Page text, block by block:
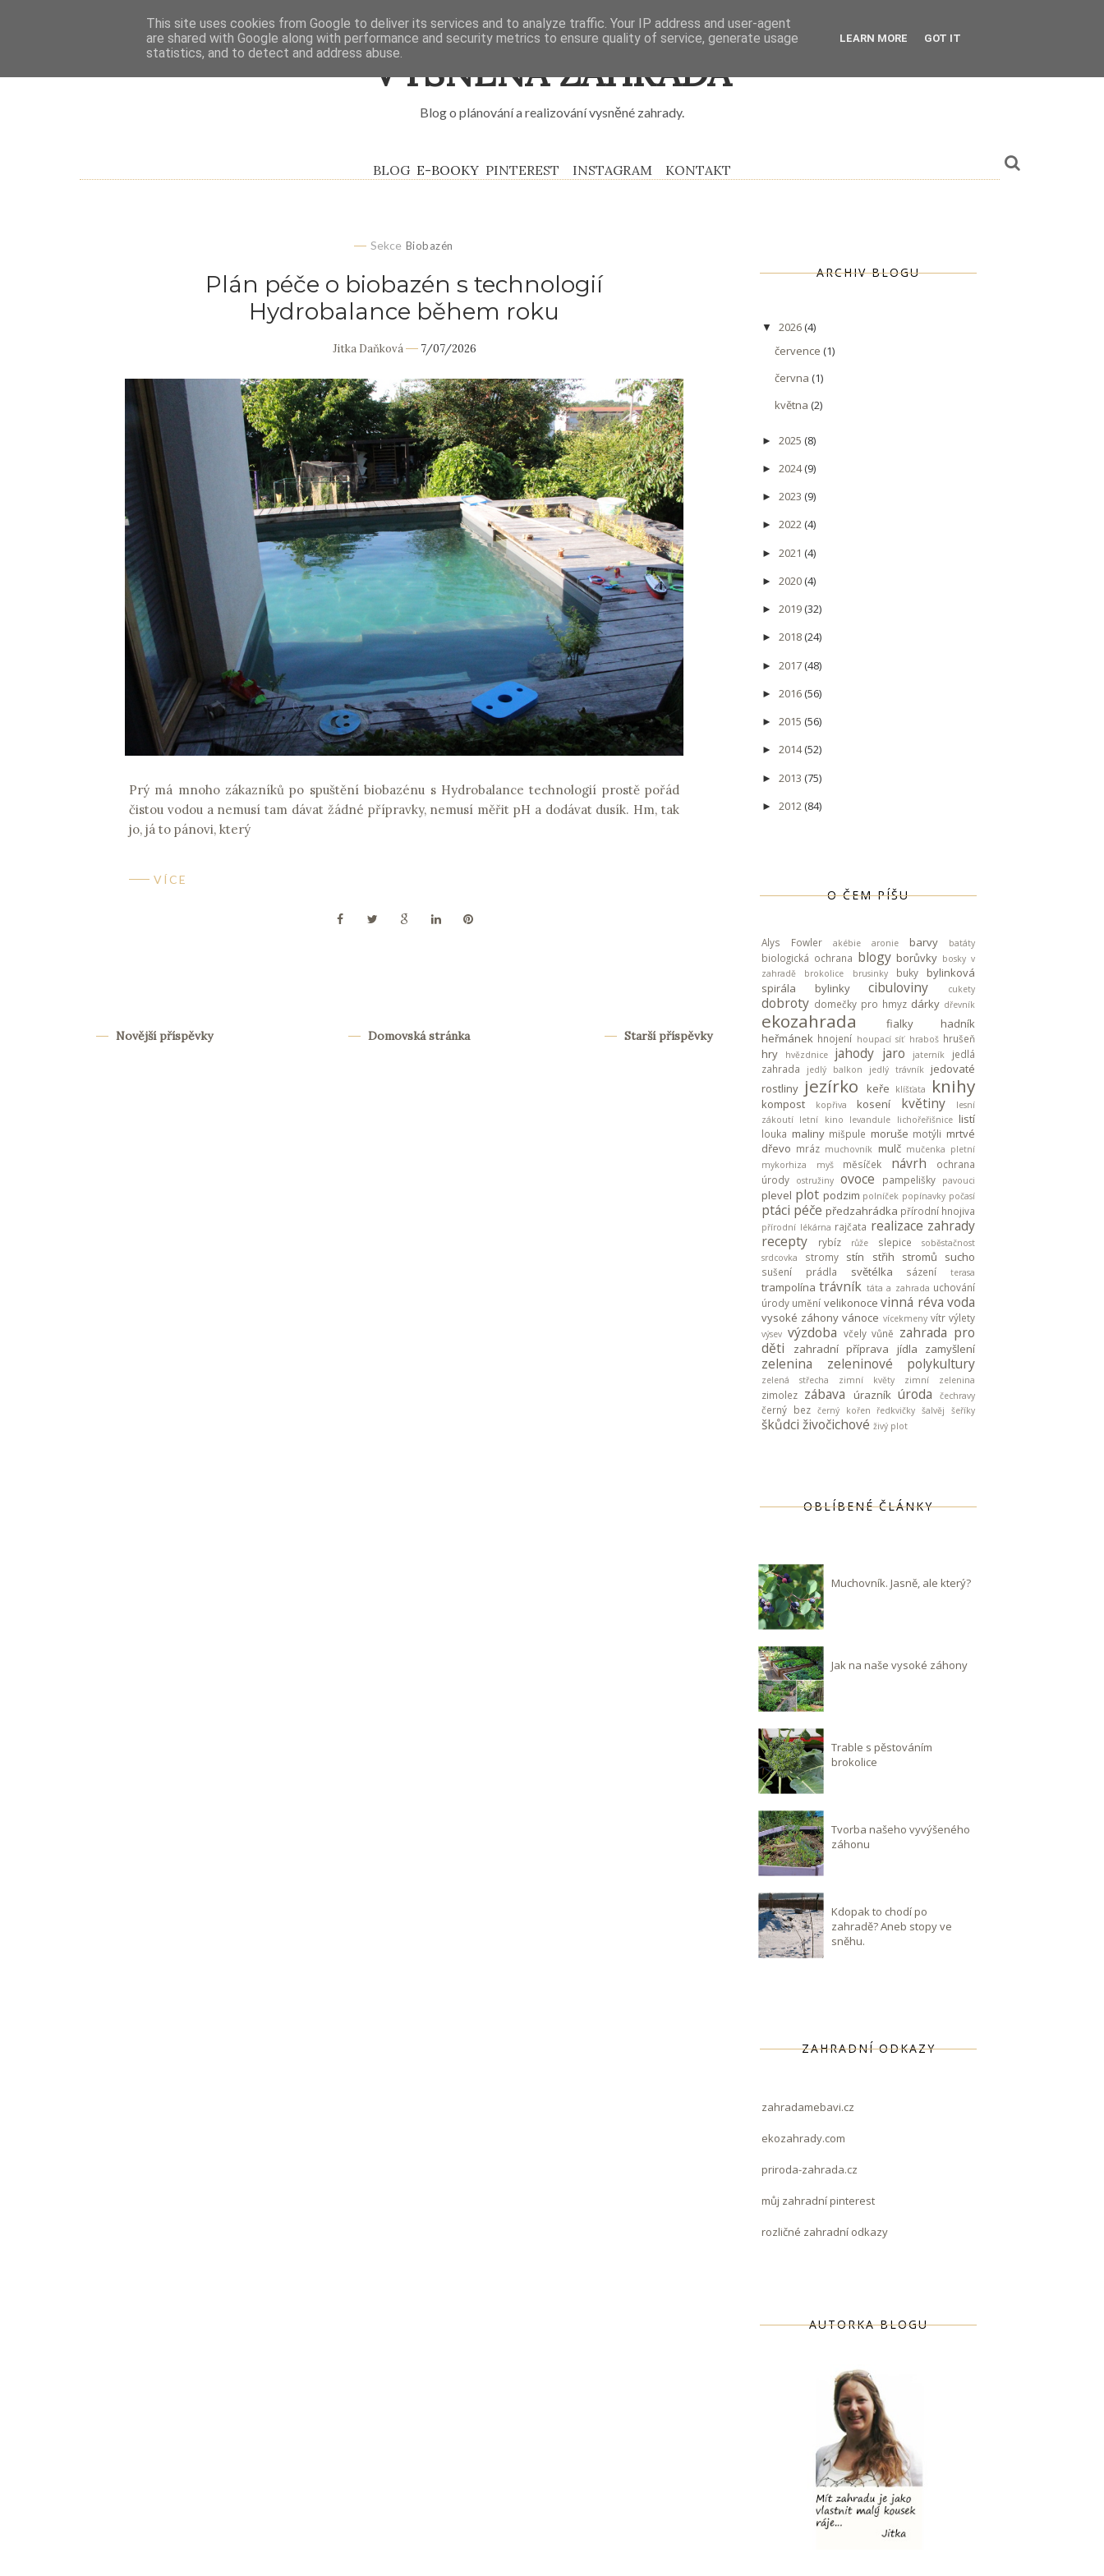
VYSNĚNÁ ZAHRADA
Blog o plánování a realizování vysněné zahrady.
BLOG E-BOOKY PINTEREST INSTAGRAM KONTAKT
Sekce Biobazén
Plán péče o biobazén s technologií
Hydrobalance během roku
Jitka Daňková 7/07/2026
Prý má mnoho zákazníků po spuštění biobazénu s Hydrobalance technologií prostě pořád
čistou vodou a nemusí tam dávat žádné přípravky, nemusí měřit pH a dodávat dusík. Hm, tak
jo, já to pánovi, který
VÍCE
Novější příspěvky Starší příspěvky
Domovská stránka
ARCHIV BLOGU
▼ 2026(4)
července (1)
června (1)
května (2)
► 2025 (8)
► 2024(9)
► 2023 (9)
► 2022(4)
► 2021 (4)
► 2020(4)
► 2019(32)
► 2018(24)
► 2017(48)
► 2016(56)
► 2015 (56)
► 2014(52)
► 2013 (75)
► 2012(84)
O ČEM PÍŠU
Alys Fowler akébie aronie barvy batáty
biologická ochrana blogy borůvky bosky v
zahradě
brokolice brusinky buky
bylinková
spirála
bylinky cibuloviny cukety
dobroty domečky pro hmyz dárky dřevník
ekozahrada fialky
hadník
heřmánek hnojení houpací síť hraboš hrušeň
hry hvězdnice jahody jaro jaterník
jedlá
zahrada
jedlý balkon jedlý trávník jedovaté
rostliny jezírko keře klíšťata knihy
kompost kopřiva kosení květiny
lesní
zákoutí letní kino levandule lichořeřišnice listí
louka maliny mišpule moruše motýli mrtvé
dřevo mráz muchovník mulč mučenka pletní
mykorhiza
myš měsíček návrh
ochrana
úrody
ostružiny ovoce pampelišky pavouci
plevel plot podzim polníček popínavky počasí
ptáci péče předzahrádka přírodní hnojiva
přírodní lékárna rajčata realizace zahrady
recepty
rybíz růže slepice
soběstačnost
srdcovka
stromy stín střih stromů sucho
sušení prádla světélka sázení terasa
trampolína trávník táta a zahrada uchování
úrody umění velikonoce vinná réva voda
vysoké záhony vánoce vícekmeny vítr výlety
výsev výzdoba včely vůně zahrada pro
děti
zahradní příprava jídla zamyšlení
zelenina zeleninové polykultury
zelená střecha zimní květy zimní zelenina
zimolez zábava úrazník úroda čechravy
černý bez černý kořen ředkvičky šalvěj šeříky
škůdci živočichové živý plot
OBLÍBENÉ ČLÁNKY
Muchovník. Jasně, ale který?
Jak na naše vysoké záhony
Trable s pěstováním
brokolice
Tvorba našeho vyvýšeného
záhonu
Kdopak to chodí po
zahradě? Aneb stopy ve
sněhu.
ZAHRADNÍ ODKAZY
zahradamebavi.cz
ekozahrady.com
priroda-zahrada.cz
můj zahradní pinterest
rozličné zahradní odkazy
AUTORKA BLOGU
This site uses cookies from Google to deliver its services and to analyze traffic. Your IP address and user-agent
are shared with Google along with performance and security metrics to ensure quality of service, generate usage
statistics, and to detect and address abuse.
LEARN MORE GOT IT